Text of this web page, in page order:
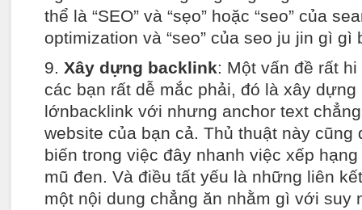
thể là “SEO” và “sẹo” hoặc “seo” của
optimization và “seo” của seo ju jin gì gì
9. Xây dựng backlink: Một vấn đề rất
các bạn rất dễ mắc phải, đó là xây
lớnbacklink với nhưng anchor text
website của bạn cả. Thủ thuật này
biến trong việc đây nhanh việc xếp
mũ đen. Và điều tất yếu là những liên
một nội dung chẳng ăn nhằm gì với suy